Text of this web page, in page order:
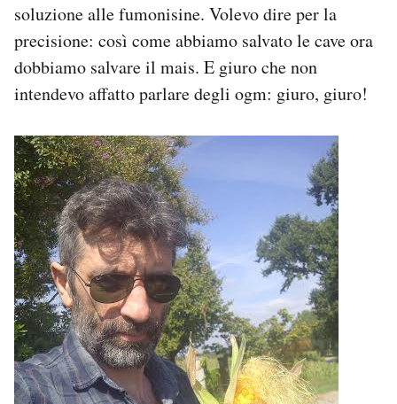
soluzione alle fumonisine. Volevo dire per la
precisione: così come abbiamo salvato le cave ora
dobbiamo salvare il mais. E giuro che non
intendevo affatto parlare degli ogm: giuro, giuro!